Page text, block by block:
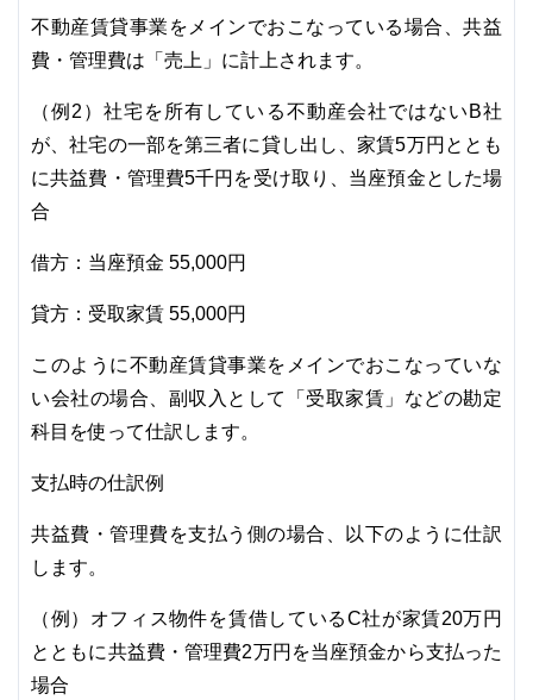
不動産賃貸事業をメインでおこなっている場合、共益
費・管理費は「売上」に計上されます。
（例2）社宅を所有している不動産会社ではないB社
が、社宅の一部を第三者に貸し出し、家賃5万円ととも
に共益費・管理費5千円を受け取り、当座預金とした場
合
借方：当座預金 55,000円
貸方：受取家賃 55,000円
このように不動産賃貸事業をメインでおこなっていな
い会社の場合、副収入として「受取家賃」などの勘定
科目を使って仕訳します。
支払時の仕訳例
共益費・管理費を支払う側の場合、以下のように仕訳
します。
（例）オフィス物件を賃借しているC社が家賃20万円
とともに共益費・管理費2万円を当座預金から支払った
場合